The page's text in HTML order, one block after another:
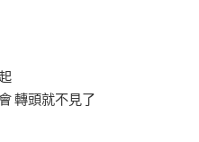
轉頭就不見了